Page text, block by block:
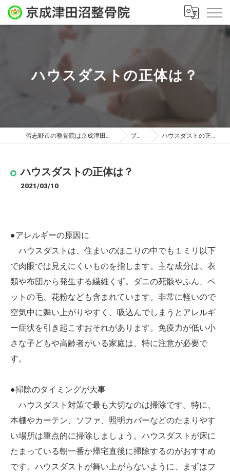
ハウスダストの正体は？
習志野市の整骨院は京成津田沼整骨院 ブログ ハウスダストの正体は？
ハウスダストの正体は？
2021/03/10
●アレルギーの原因に
ハウスダストは、住まいのほこりの中でも１ミリ以下
で肉眼では見えにくいものを指します。主な成分は、衣
類や布団から発生する繊維くず。ダニの死骸やふん、ペ
ットの毛、花粉なども含まれています。非常に軽いので
空気中に舞い上がりやすく、吸込んでしまうとアレルギ
ー症状を引き起こすおそれがあります。免疫力が低い小
さな子どもや高齢者がいる家庭は、特に注意が必要で
す。
●掃除のタイミングが大事
ハウスダスト対策で最も大切なのは掃除です。特に、
本棚やカーテン、ソファ、照明カバーなどのたまりやす
い場所は重点的に掃除しましょう。ハウスダストが床に
たまっている朝一番か帰宅直後に掃除するのがおすすめ
です。ハウスダストが舞い上がらないように、まずはフ